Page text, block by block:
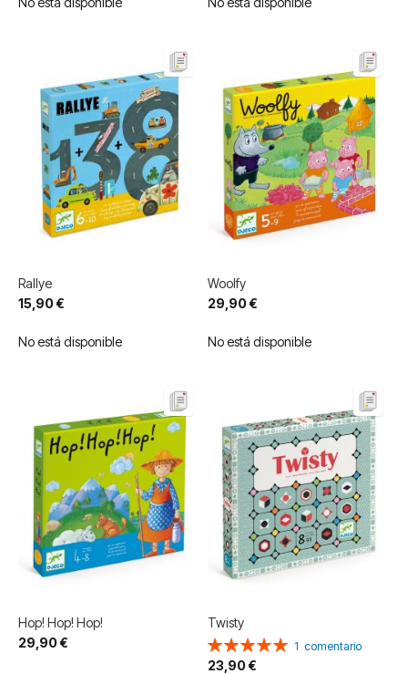
Rallye
15,90 €
No está disponible
Woolfy
29,90 €
No está disponible
Hop! Hop! Hop!
29,90 €
Twisty
Valoración:
100%
1 comentario
23,90 €